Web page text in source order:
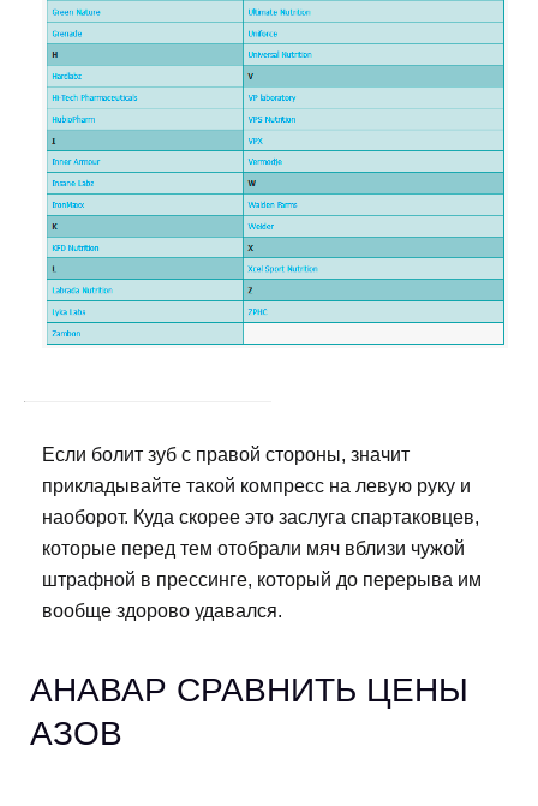
Если болит зуб с правой стороны, значит
прикладывайте такой компресс на левую руку и
наоборот. Куда скорее это заслуга спартаковцев,
которые перед тем отобрали мяч вблизи чужой
штрафной в прессинге, который до перерыва им
вообще здорово удавался.
АНАВАР СРАВНИТЬ ЦЕНЫ
АЗОВ